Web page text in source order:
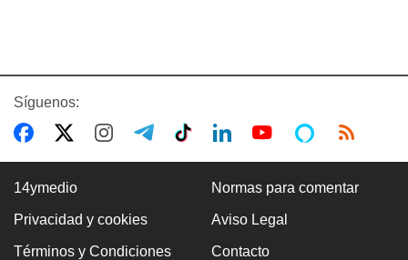
ASALTOS
Síguenos:
14ymedio Normas para comentar
Privacidad y cookies Aviso Legal
Términos y Condiciones Contacto